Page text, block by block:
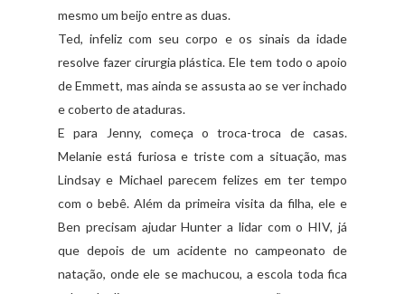
mesmo um beijo entre as duas.
Ted, infeliz com seu corpo e os sinais da idade
resolve fazer cirurgia plástica. Ele tem todo o apoio
de Emmett, mas ainda se assusta ao se ver inchado
e coberto de ataduras.
E para Jenny, começa o troca-troca de casas.
Melanie está furiosa e triste com a situação, mas
Lindsay e Michael parecem felizes em ter tempo
com o bebê. Além da primeira visita da filha, ele e
Ben precisam ajudar Hunter a lidar com o HIV, já
que depois de um acidente no campeonato de
natação, onde ele se machucou, a escola toda fica